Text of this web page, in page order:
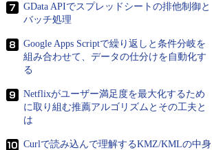
GData APIでスプレッドシートの排他制御と
バッチ処理
Google Apps Scriptで繰り返しと条件分岐を
組み合わせて、データの仕分けを自動化す
る
Netflixがユーザー満足度を最大化するため
に取り組む推薦アルゴリズムとその工夫と
は
Curlで読み込んで理解するKMZ/KMLの中身